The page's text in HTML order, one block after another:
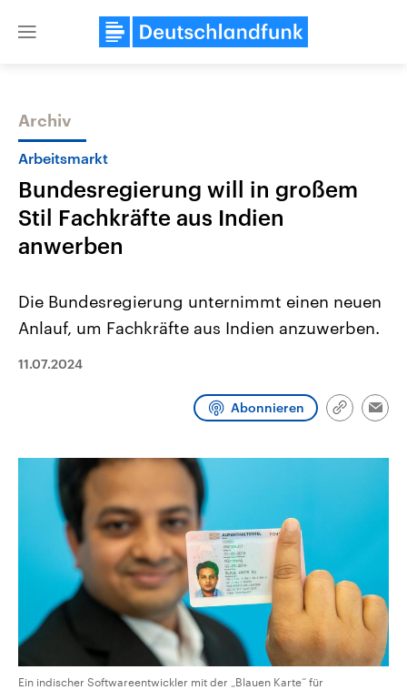
Close
Themen
2026
Sachsen-Anhalt wählt am 6.
Bundesland von einer Koalition aus
und Hintergründe zu den Parteien
und Kandidaten der anstehenden
Aktuelle Beiträge,
mit großem Einfluss auf
aktuelle Weltgeschehen.
Sendungen Programm Podcasts
Audio-Archiv
Archiv
Arbeitsmarkt
Bundesregierung will in großem
Stil Fachkräfte aus Indien
anwerben
Die Bundesregierung unternimmt einen neuen
Anlauf, um Fachkräfte aus Indien anzuwerben.
11.07.2024
Abonnieren
Link
Ein indischer Softwareentwickler mit der „Blauen Karte“ für